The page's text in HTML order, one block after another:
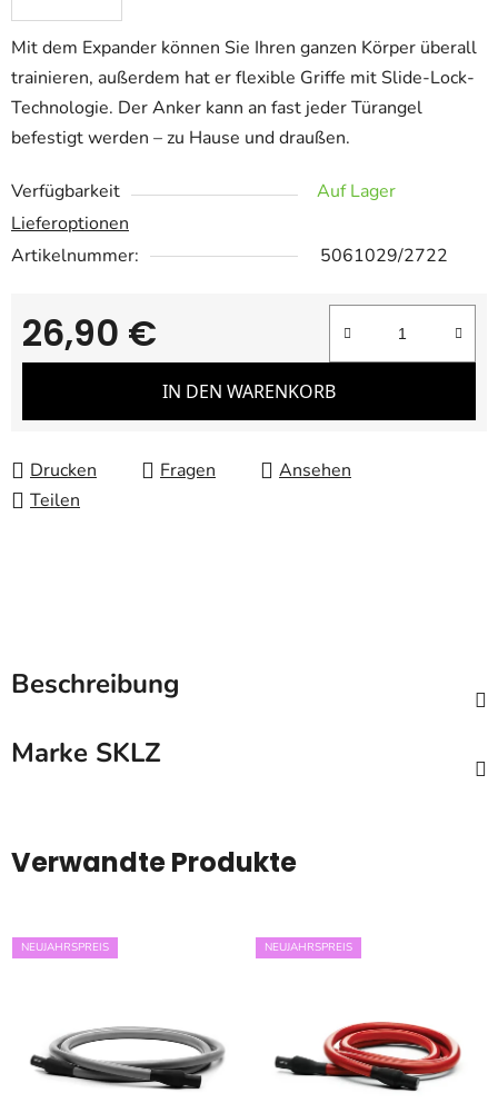
Mit dem Expander können Sie Ihren ganzen Körper überall
trainieren, außerdem hat er flexible Griffe mit Slide-Lock-
Technologie. Der Anker kann an fast jeder Türangel
befestigt werden – zu Hause und draußen.
Verfügbarkeit
Auf Lager
Lieferoptionen
Artikelnummer:
5061029/2722
26,90 €
Verkaufspreis:
IN DEN WARENKORB
Drucken Fragen
Ansehen
Teilen
Beschreibung
Marke SKLZ
Verwandte Produkte
NEUJAHRSPREIS NEUJAHRSPREIS